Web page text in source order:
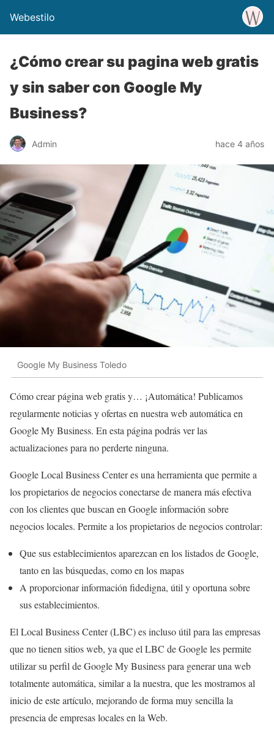
Webestilo
¿Cómo crear su pagina web gratis
y sin saber con Google My
Business?
Admin hace 4 años
Google My Business Toledo
Cómo crear página web gratis y… ¡Automática! Publicamos
regularmente noticias y ofertas en nuestra web automática en
Google My Business. En esta página podrás ver las
actualizaciones para no perderte ninguna.
Google Local Business Center es una herramienta que permite a
los propietarios de negocios conectarse de manera más efectiva
con los clientes que buscan en Google información sobre
negocios locales. Permite a los propietarios de negocios controlar:
Que sus establecimientos aparezcan en los listados de Google,
tanto en las búsquedas, como en los mapas
A proporcionar información fidedigna, útil y oportuna sobre
sus establecimientos.
El Local Business Center (LBC) es incluso útil para las empresas
que no tienen sitios web, ya que el LBC de Google les permite
utilizar su perfil de Google My Business para generar una web
totalmente automática, similar a la nuestra, que les mostramos al
inicio de este artículo, mejorando de forma muy sencilla la
presencia de empresas locales en la Web.